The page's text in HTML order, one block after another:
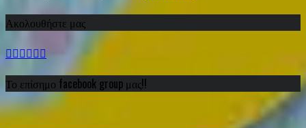
Ακολουθήστε μας
Το επίσημο facebook group μας!!